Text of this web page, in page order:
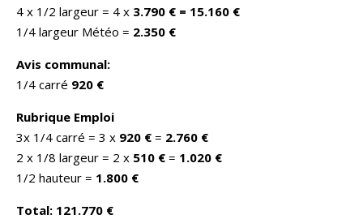
4 x 1/2 largeur = 4 x 3.790 € = 15.160 €
1/4 largeur Météo = 2.350 €
Avis communal:
1/4 carré 920 €
Rubrique Emploi
3x 1/4 carré = 3 x 920 € = 2.760 €
2 x 1/8 largeur = 2 x 510 € = 1.020 €
1/2 hauteur = 1.800 €
Total: 121.770 €